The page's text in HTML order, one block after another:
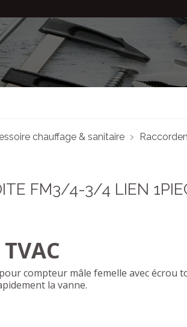
chauffage & sanitaire
FM3/4-3/4 LIEN
compteur mâle femelle avec écrou
la vanne.